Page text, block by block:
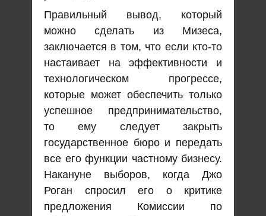
Правильный вывод, который
можно сделать из Мизеса,
заключается в том, что если кто-то
настаивает на эффективности и
технологическом прогрессе,
которые может обеспечить только
успешное предпринимательство,
то ему следует закрыть
государственное бюро и передать
все его функции частному бизнесу.
Накануне выборов, когда Джо
Роган спросил его о критике
предложения Комиссии по